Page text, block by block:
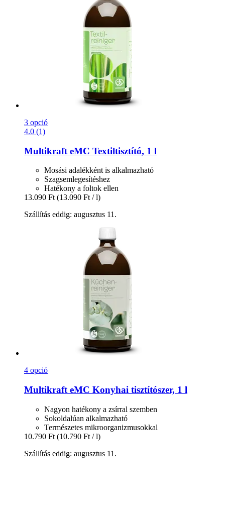
3 opció
4.0 (1)
Multikraft eMC Textiltisztító, 1 l
Mosási adalékként is alkalmazható
Szagsemlegesítéshez
Hatékony a foltok ellen
13.090 Ft (13.090 Ft / l)
Szállítás eddig: augusztus 11.
4 opció
Multikraft eMC Konyhai tisztítószer, 1 l
Nagyon hatékony a zsírral szemben
Sokoldalúan alkalmazható
Természetes mikroorganizmusokkal
10.790 Ft (10.790 Ft / l)
Szállítás eddig: augusztus 11.